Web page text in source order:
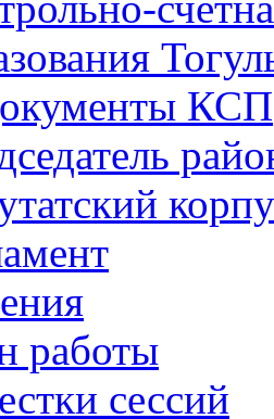
КСП
работы
сессий